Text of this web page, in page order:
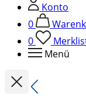
Konto
0
0
Menü